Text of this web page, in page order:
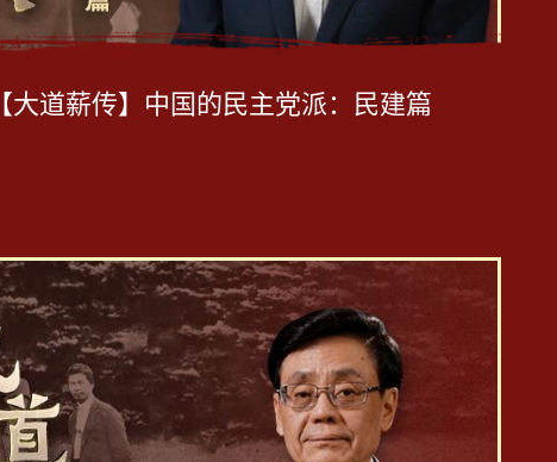
【大道薪传】中国的民主党派：民建篇